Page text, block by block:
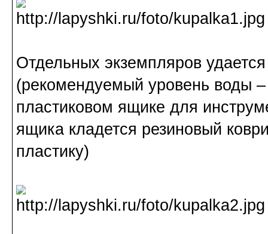
Отдельных экземпляров
(рекомендуемый уровень воды
пластиковом ящике для
ящика кладется резиновый
пластику)